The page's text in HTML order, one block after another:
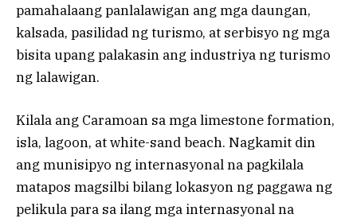
pamahalaang panlalawigan ang mga daungan,
kalsada, pasilidad ng turismo, at serbisyo ng mga
bisita upang palakasin ang industriya ng turismo
ng lalawigan.
Kilala ang Caramoan sa mga limestone formation,
isla, lagoon, at white-sand beach. Nagkamit din
ang munisipyo ng internasyonal na pagkilala
matapos magsilbi bilang lokasyon ng paggawa ng
pelikula para sa ilang mga internasyonal na